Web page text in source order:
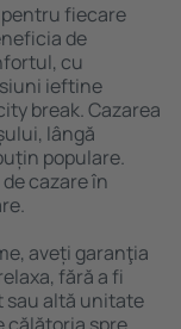
pentru fiecare
de
cu
ieftine
break. Cazarea
lângă
populare.
cazare în
aveți garanţia
fără a fi
sau altă unitate